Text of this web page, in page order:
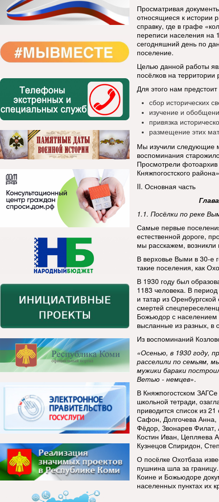
Просматривая
относящиеся к истории
справку, где в графе
переписи населения на
сегодняшний день по
поселение.
Целью данной работы
посёлков на территории
Для этого нам
сбор исторических
изучение и
привязка
размещение этих
Мы изучили следующие
воспоминания
Просмотрели фотоархив
Княжпогостского
II. Основная часть
1.1. Посёлки по реке
Самые первые
естественной дороге,
мы расскажем, возникли
В верховье Выми в 30-е
такие поселения, как
В 1930 году был
1183 человека. В
и татар из
смертей
Божьюдор с населением
высланные из разных, в
Из воспоминаний
«Осенью, в 1930 году,
расселили по семьям,
мужики бараки
Ветью - немцев».
В Княжпогостском
школьной тетради,
приводится список из
Сафон, Долгочева
Фёдор, Звонарев
Костин Иван, Цепляева
Кузнецов Спиридон,
О посёлке Охотбаза
пушнина шла за
Коине и Божьюдоре
населенных пунктах их